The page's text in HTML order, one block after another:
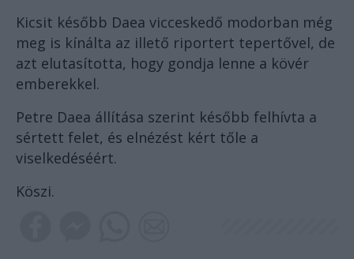
Kicsit később Daea vicceskedő modorban még
meg is kínálta az illető riportert tepertővel, de
azt elutasította, hogy gondja lenne a kövér
emberekkel.
Petre Daea állítása szerint később felhívta a
sértett felet, és elnézést kért tőle a
viselkedéséért.
Köszi.